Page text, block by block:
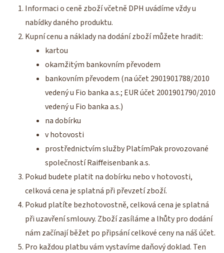
Informaci o ceně zboží včetně DPH uvádíme vždy u
nabídky daného produktu.
Kupní cenu a náklady na dodání zboží můžete hradit:
kartou
okamžitým bankovním převodem
bankovním převodem (na účet 2901901788/2010
vedený u Fio banka a.s.; EUR účet 2001901790/2010
vedený u Fio banka a.s.)
na dobírku
v hotovosti
prostřednictvím služby PlatímPak provozované
společností Raiffeisenbank a.s.
Pokud budete platit na dobírku nebo v hotovosti,
celková cena je splatná při převzetí zboží.
Pokud platíte bezhotovostně, celková cena je splatná
při uzavření smlouvy. Zboží zasíláme a lhůty pro dodání
nám začínají běžet po připsání celkové ceny na náš účet.
Pro každou platbu vám vystavíme daňový doklad. Ten